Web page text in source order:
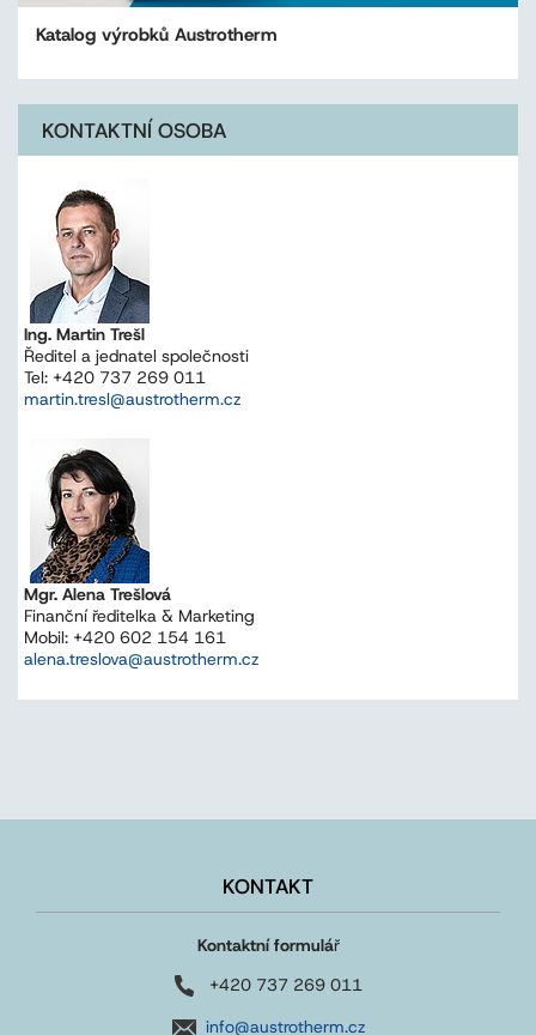
Katalog výrobků Austrotherm
KONTAKTNÍ OSOBA
Ing. Martin Trešl
Ředitel a jednatel společnosti
Tel: +420 737 269 011
martin.tresl@austrotherm.cz
Mgr. Alena Trešlová
Finanční ředitelka & Marketing
Mobil: +420 602 154 161
alena.treslova@austrotherm.cz
KONTAKT
Kontaktní formulář
+420 737 269 011
info@austrotherm.cz